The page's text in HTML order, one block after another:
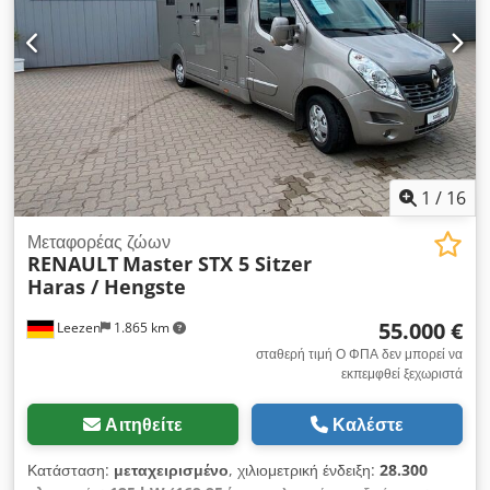
διατίθενται κατόπιν αιτήματος. * ΔΥΝΑΤΟΤΗΤΑ ΠΩΛΗΣΗΣ ΓΙΑ
ΕΞΑΓΩΓΗ ΣΕ ΤΙΜΗ ΧΩΡΙΣ ΦΠΑ Dkedpfx Aezqim Sja Dor
Τοποθεσία και δυνατότητα επίσκεψης στα οχήματά μας: STX
HORSETRUCKS GERMANY Hamburgerstrasse 65 23816
Leezen Πωλήσεις και υπηρεσίες για όλες τις μάρκες στον
τομέα των μεταφορέων αλόγων και των ρυμουλκούμενων.
Παρακαλούμε, επικοινωνήστε για να κανονίσετε ραντεβού εκ
των προτέρων. Υπεύθυνοι: Richard Theurer, Andreas
Theurer
1 / 16
Leezen 1.865 km
Μεταφορέας ζώων
RENAULT Master STX 5 Sitzer
Haras / Hengste
55.000 €
σταθερή τιμή Ο ΦΠΑ δεν μπορεί να
εκπεμφθεί ξεχωριστά
Αιτηθείτε Καλέστε
Κατάσταση: μεταχειρισμένο, χιλιομετρική ένδειξη: 28.300